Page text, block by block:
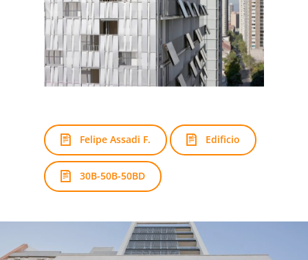
Felipe Assadi F. Edificio
30B-50B-50BD